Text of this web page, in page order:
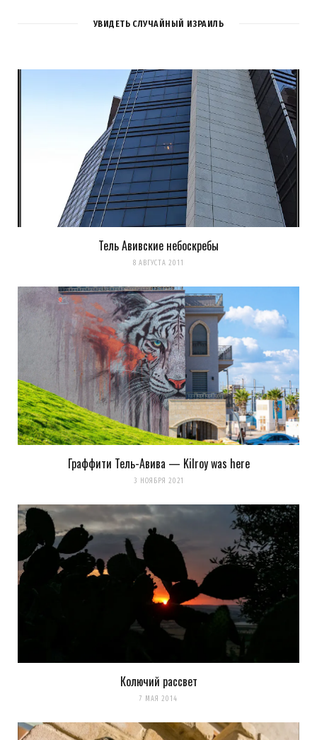
УВИДЕТЬ СЛУЧАЙНЫЙ ИЗРАИЛЬ
Тель Авивские небоскребы
8 АВГУСТА 2011
Граффити Тель-Авива — Kilroy was here
3 НОЯБРЯ 2021
Колючий рассвет
7 МАЯ 2014